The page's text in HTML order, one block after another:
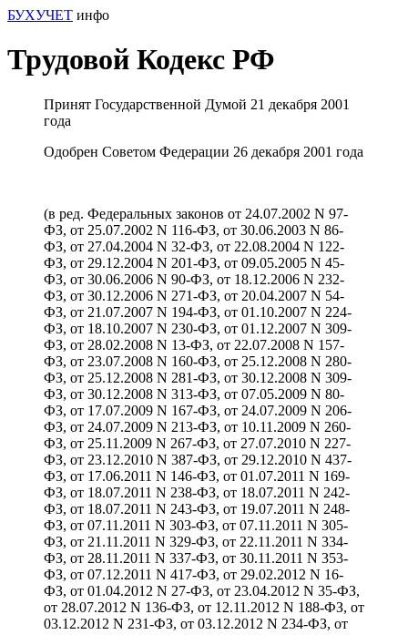
БУХУЧЕТ инфо
Трудовой Кодекс РФ
Принят Государственной Думой 21 декабря 2001
года
Одобрен Советом Федерации 26 декабря 2001 года
(в ред. Федеральных законов от 24.07.2002 N 97-
ФЗ, от 25.07.2002 N 116-ФЗ, от 30.06.2003 N 86-
ФЗ, от 27.04.2004 N 32-ФЗ, от 22.08.2004 N 122-
ФЗ, от 29.12.2004 N 201-ФЗ, от 09.05.2005 N 45-
ФЗ, от 30.06.2006 N 90-ФЗ, от 18.12.2006 N 232-
ФЗ, от 30.12.2006 N 271-ФЗ, от 20.04.2007 N 54-
ФЗ, от 21.07.2007 N 194-ФЗ, от 01.10.2007 N 224-
ФЗ, от 18.10.2007 N 230-ФЗ, от 01.12.2007 N 309-
ФЗ, от 28.02.2008 N 13-ФЗ, от 22.07.2008 N 157-
ФЗ, от 23.07.2008 N 160-ФЗ, от 25.12.2008 N 280-
ФЗ, от 25.12.2008 N 281-ФЗ, от 30.12.2008 N 309-
ФЗ, от 30.12.2008 N 313-ФЗ, от 07.05.2009 N 80-
ФЗ, от 17.07.2009 N 167-ФЗ, от 24.07.2009 N 206-
ФЗ, от 24.07.2009 N 213-ФЗ, от 10.11.2009 N 260-
ФЗ, от 25.11.2009 N 267-ФЗ, от 27.07.2010 N 227-
ФЗ, от 23.12.2010 N 387-ФЗ, от 29.12.2010 N 437-
ФЗ, от 17.06.2011 N 146-ФЗ, от 01.07.2011 N 169-
ФЗ, от 18.07.2011 N 238-ФЗ, от 18.07.2011 N 242-
ФЗ, от 18.07.2011 N 243-ФЗ, от 19.07.2011 N 248-
ФЗ, от 07.11.2011 N 303-ФЗ, от 07.11.2011 N 305-
ФЗ, от 21.11.2011 N 329-ФЗ, от 22.11.2011 N 334-
ФЗ, от 28.11.2011 N 337-ФЗ, от 30.11.2011 N 353-
ФЗ, от 07.12.2011 N 417-ФЗ, от 29.02.2012 N 16-
ФЗ, от 01.04.2012 N 27-ФЗ, от 23.04.2012 N 35-ФЗ,
от 28.07.2012 N 136-ФЗ, от 12.11.2012 N 188-ФЗ, от
03.12.2012 N 231-ФЗ, от 03.12.2012 N 234-ФЗ, от